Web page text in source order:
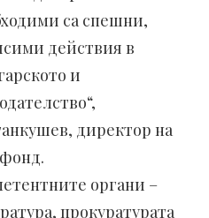
са спешни,
действия в
и
директор на
органи –
прокуратурата